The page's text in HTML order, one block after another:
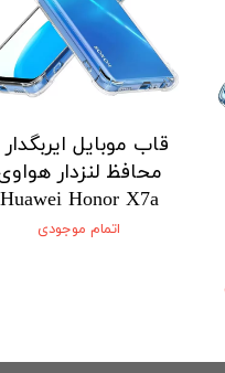
قاب موبایل
محافظ لنزدار
Huawei Honor X7a
اتمام موجودی